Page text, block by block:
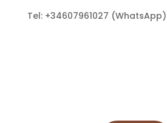
Tel: +34607961027 (WhatsApp)